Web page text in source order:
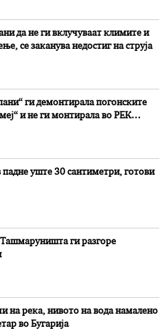
да не ги вклучуваат климите и
се заканува недостиг на струја
ги демонтирала погонските
и не ги монтирала во РЕК
уште 30 сантиметри, готови
ги разгоре
на река, нивото на вода намалено
во Бугарија